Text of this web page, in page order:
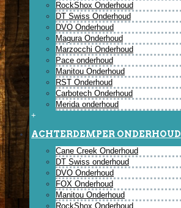
RockShox Onderhoud
DT Swiss Onderhoud
DVO Onderhoud
Magura Onderhoud
Marzocchi Onderhoud
Pace onderhoud
Manitou Onderhoud
RST Onderhoud
Carbotech Onderhoud
Merida onderhoud
+
ACHTERDEMPER ONDERHOUD
Cane Creek Onderhoud
DT Swiss onderhoud
DVO Onderhoud
FOX Onderhoud
Manitou Onderhoud
RockShox Onderhoud